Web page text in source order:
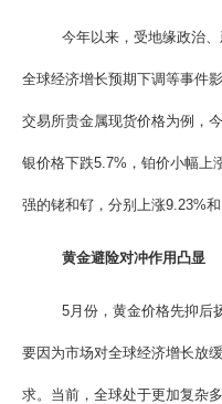
《资源再生》杂志
行情报价
数字报
今年以来，受地缘政治
全球经济增长预期下调等事件
交易所贵金属现货价格为例，
银价格下跌5.7%，铂价小幅上
强的铑和钌，分别上涨9.23%和
黄金避险对冲作用凸显
5月份，黄金价格先抑后
要因为市场对全球经济增长放
求。当前，全球处于更加复杂